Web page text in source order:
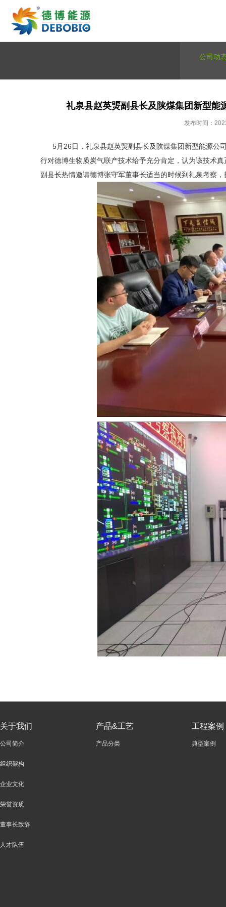
公司动
礼泉县赵英煚副县长及陕煤集团新型能
发布时间：
5月26日，礼泉县赵英煚副县长及陕煤集团新型能源公
行对德博生物质炭气联产技术给予充分肯定，认为该技术
副县长热情邀请德博张守军董事长适当的时候到礼泉考察，
关于我们
公司简介
组织架构
企业文化
荣誉资质
董事长致辞
人才队伍
产品&工艺
产品分类
工程案例
典型案例